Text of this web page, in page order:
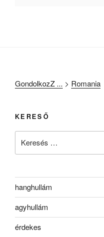
GondolkozZ ... > Romania
KERESŐ
hanghullám
agyhullám
érdekes